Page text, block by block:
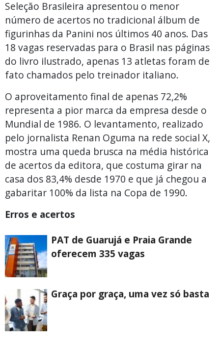
Seleção Brasileira apresentou o menor
número de acertos no tradicional álbum de
figurinhas da Panini nos últimos 40 anos. Das
18 vagas reservadas para o Brasil nas páginas
do livro ilustrado, apenas 13 atletas foram de
fato chamados pelo treinador italiano.
O aproveitamento final de apenas 72,2%
representa a pior marca da empresa desde o
Mundial de 1986. O levantamento, realizado
pelo jornalista Renan Oguma na rede social X,
mostra uma queda brusca na média histórica
de acertos da editora, que costuma girar na
casa dos 83,4% desde 1970 e que já chegou a
gabaritar 100% da lista na Copa de 1990.
Erros e acertos
PAT de Guarujá e Praia Grande
oferecem 335 vagas
Graça por graça, uma vez só basta